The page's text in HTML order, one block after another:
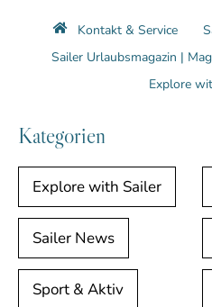
Kontakt & Service
Sailer Urlaubsmagazin |
Explore
Kategorien
Explore with Sailer
Sailer News
Sport & Aktiv